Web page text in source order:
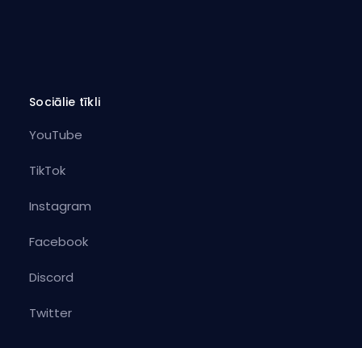
Sociālie tīkli
YouTube
TikTok
Instagram
Facebook
Discord
Twitter